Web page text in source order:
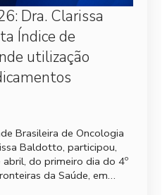
Dra. Clarissa
Índice de
utilização
Brasileira de Oncologia
Baldotto, participou,
do primeiro dia do 4º
da Saúde, em…